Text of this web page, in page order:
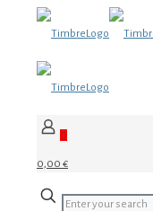
0
0,00 €